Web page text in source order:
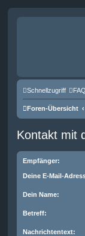
Schnellzugriff FAQ
Foren-Übersicht
Kontakt mit
Empfänger:
Deine E-Mail-
Dein Name:
Betreff:
Nachrichtentext: